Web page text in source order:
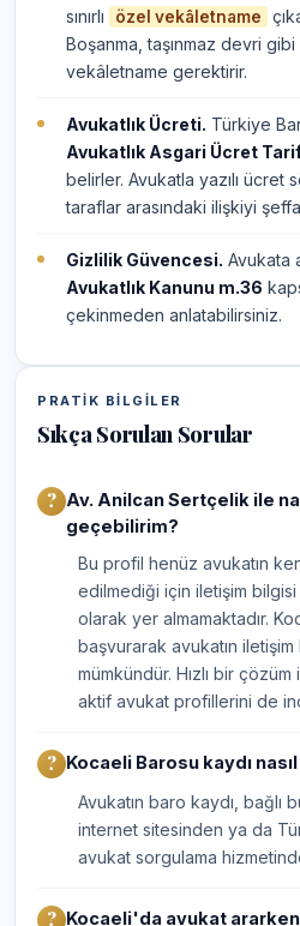
sınırlı
özel vekâletname
Boşanma, taşınmaz devri
vekâletname gerektirir.
Avukatlık Ücreti. Türkiye
Avukatlık Asgari Ücret
belirler. Avukatla yazılı ücret
taraflar arasındaki ilişkiyi
Gizlilik Güvencesi. Avukata
Avukatlık Kanunu m.36
çekinmeden anlatabilirsiniz.
PRATIK BILGILER
Sıkça Sorulan Sorular
Av. Anilcan Sertçelik ile
geçebilirim?
Bu profil henüz avukatın
edilmediği için iletişim
olarak yer almamaktadır.
başvurarak avukatın iletişim
mümkündür. Hızlı bir
aktif avukat profillerini de
Kocaeli Barosu kaydı
Avukatın baro kaydı, bağlı
internet sitesinden ya da
avukat sorgulama
Kocaeli'da avukat